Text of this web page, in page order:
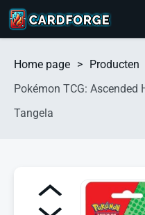
Home page > Producten
Pokémon TCG: Ascended
Tangela